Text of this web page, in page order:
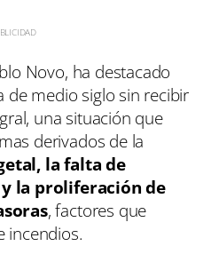
Novo, ha destacado
de medio siglo sin recibir
una situación que
derivados de la
la falta de
la proliferación de
, factores que
incendios.